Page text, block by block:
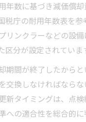
年数に基づき減価償
税庁の耐用年数表を
リンクラーなどの設
区分が設定されていま
期間が終了したから
交換しなければなら
新タイミングは、点
への適合性を総合的